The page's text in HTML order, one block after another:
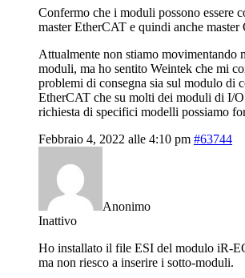
Confermo che i moduli possono essere
master EtherCAT e quindi anche master
Attualmente non stiamo movimentando
moduli, ma ho sentito Weintek che mi
problemi di consegna sia sul modulo di
EtherCAT che su molti dei moduli di I/
richiesta di specifici modelli possiamo
Febbraio 4, 2022 alle 4:10 pm #63744
Anonimo
Inattivo
Ho installato il file ESI del modulo iR-
ma non riesco a inserire i sotto-moduli.